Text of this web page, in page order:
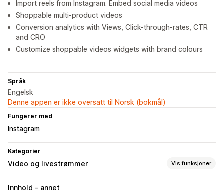
Import reels from Instagram. Embed social media videos
Shoppable multi-product videos
Conversion analytics with Views, Click-through-rates, CTR
and CRO
Customize shoppable videos widgets with brand colours
Språk
Engelsk
Denne appen er ikke oversatt til Norsk (bokmål)
Fungerer med
Instagram
Kategorier
Video og livestrømmer Vis funksjoner
Videoadministrasjon
Innhold – annet